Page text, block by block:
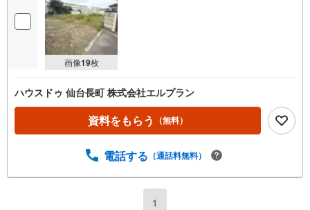
画像19枚
ハウスドゥ 仙台長町 株式会社エルプラン
資料をもらう （無料）
電話する （通話料無料）
1